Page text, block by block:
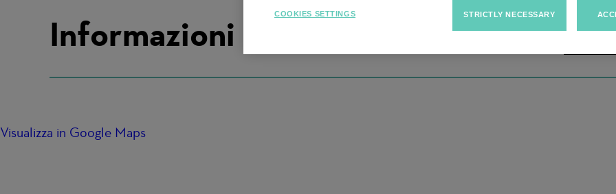
Informazioni sulla sede di lavoro
Visualizza in Google Maps
STRICTLY NECESSARY
COOKIES SETTINGS